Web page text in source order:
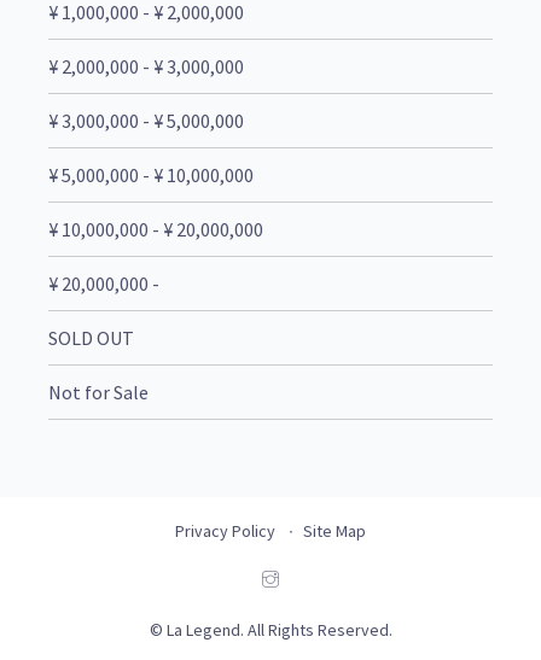
¥ 1,000,000 - ¥ 2,000,000
¥ 2,000,000 - ¥ 3,000,000
¥ 3,000,000 - ¥ 5,000,000
¥ 5,000,000 - ¥ 10,000,000
¥ 10,000,000 - ¥ 20,000,000
¥ 20,000,000 -
SOLD OUT
Not for Sale
Privacy Policy Site Map
© La Legend. All Rights Reserved.